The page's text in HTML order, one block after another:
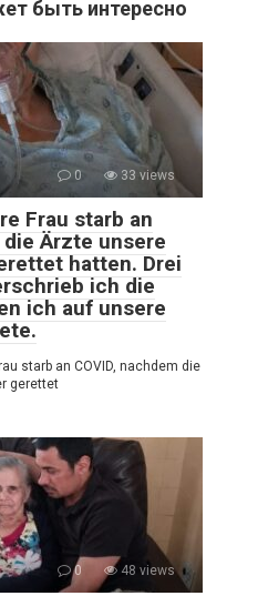
быть интересно
0 33 views
Frau starb an
die Ärzte unsere
hatten. Drei
ich die
ich auf unsere
starb an COVID, nachdem die
gerettet
0 48 views